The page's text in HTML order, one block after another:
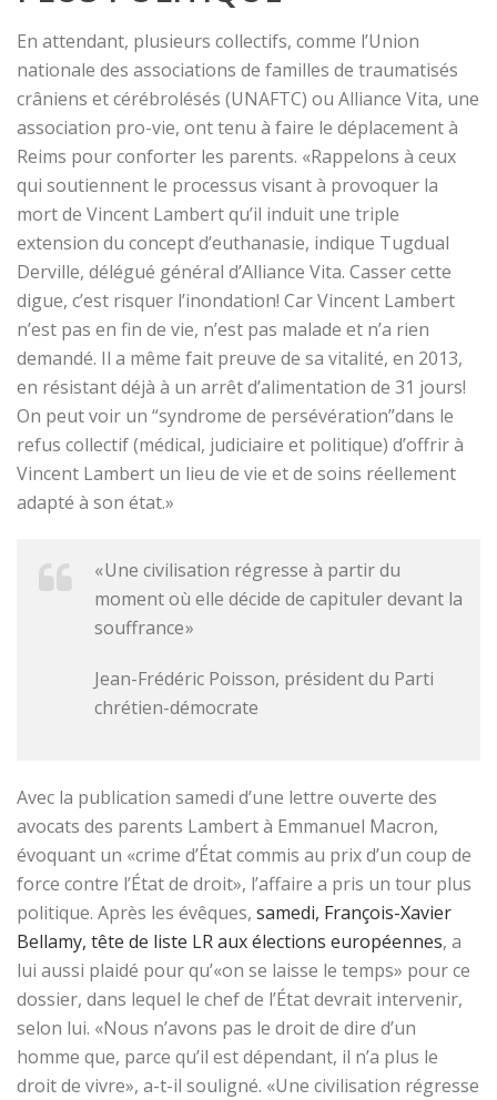
En attendant, plusieurs collectifs, comme l’Union
nationale des associations de familles de traumatisés
crâniens et cérébrolésés (UNAFTC) ou Alliance Vita, une
association pro-vie, ont tenu à faire le déplacement à
Reims pour conforter les parents. «Rappelons à ceux
qui soutiennent le processus visant à provoquer la
mort de Vincent Lambert qu’il induit une triple
extension du concept d’euthanasie, indique Tugdual
Derville, délégué général d’Alliance Vita. Casser cette
digue, c’est risquer l’inondation! Car Vincent Lambert
n’est pas en fin de vie, n’est pas malade et n’a rien
demandé. Il a même fait preuve de sa vitalité, en 2013,
en résistant déjà à un arrêt d’alimentation de 31 jours!
On peut voir un “syndrome de persévération”dans le
refus collectif (médical, judiciaire et politique) d’offrir à
Vincent Lambert un lieu de vie et de soins réellement
adapté à son état.»
« Une civilisation régresse à partir du
moment où elle décide de capituler devant la
souffrance »
Jean-Frédéric Poisson, président du Parti
chrétien-démocrate
Avec la publication samedi d’une lettre ouverte des
avocats des parents Lambert à Emmanuel Macron,
évoquant un «crime d’État commis au prix d’un coup de
force contre l’État de droit», l’affaire a pris un tour plus
politique. Après les évêques, samedi, François-Xavier
Bellamy, tête de liste LR aux élections européennes, a
lui aussi plaidé pour qu’«on se laisse le temps» pour ce
dossier, dans lequel le chef de l’État devrait intervenir,
selon lui. «Nous n’avons pas le droit de dire d’un
homme que, parce qu’il est dépendant, il n’a plus le
droit de vivre», a-t-il souligné. «Une civilisation régresse